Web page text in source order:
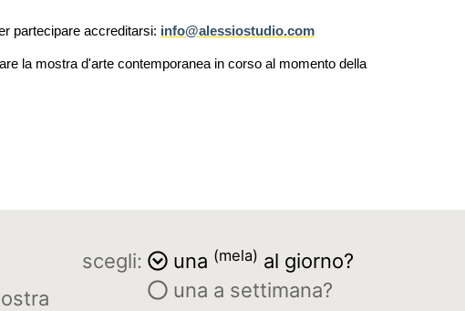
partecipare accreditarsi: info@alessiostudio.com
la mostra d'arte contemporanea in corso al momento della
scegli: una (mela) al giorno?
una a settimana?